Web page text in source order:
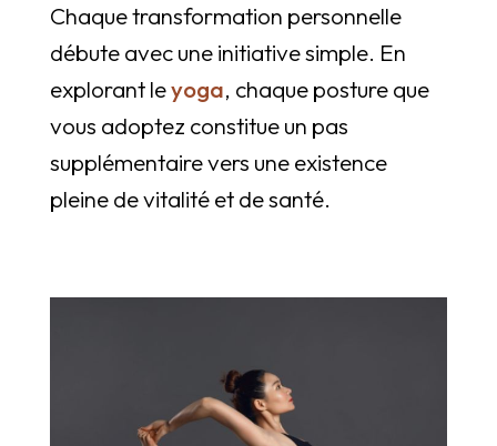
Chaque transformation personnelle
débute avec une initiative simple. En
explorant leyoga, chaque posture que
vous adoptez constitue un pas
supplémentaire vers une existence
pleine de vitalité et de santé.